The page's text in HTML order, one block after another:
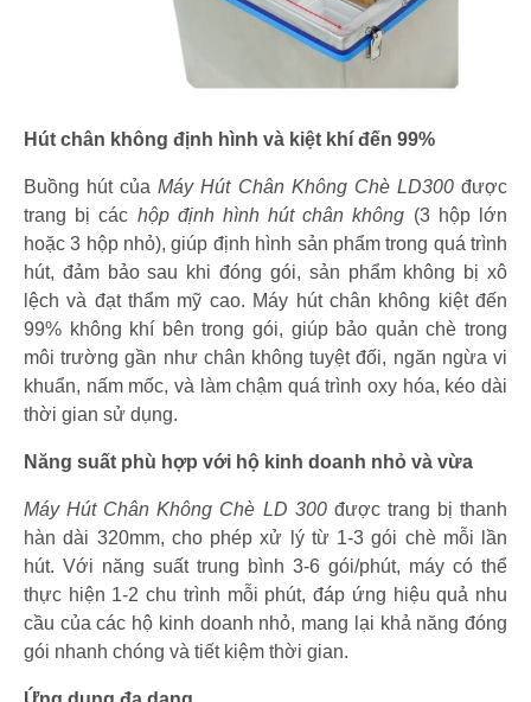
Hút chân không định hình và kiệt khí đến 99%
Buồng hút củaMáy Hút Chân Không Chè LD300được
trang bị các hộp định hình hút chân không (3 hộp lớn
hoặc 3 hộp nhỏ), giúp định hình sản phẩm trong quá trình
hút, đảm bảo sau khi đóng gói, sản phẩm không bị xô
lệch và đạt thẩm mỹ cao. Máy hút chân không kiệt đến
99% không khí bên trong gói, giúp bảo quản chè trong
môi trường gần như chân không tuyệt đối, ngăn ngừa vi
khuẩn, nấm mốc, và làm chậm quá trình oxy hóa, kéo dài
thời gian sử dụng.
Năng suất phù hợp với hộ kinh doanh nhỏ và vừa
Máy Hút Chân Không Chè LD 300được trang bị thanh
hàn dài 320mm, cho phép xử lý từ 1-3 gói chè mỗi lần
hút. Với năng suất trung bình 3-6 gói/phút, máy có thể
thực hiện 1-2 chu trình mỗi phút, đáp ứng hiệu quả nhu
cầu của các hộ kinh doanh nhỏ, mang lại khả năng đóng
gói nhanh chóng và tiết kiệm thời gian.